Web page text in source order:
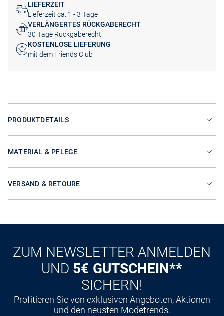
LIEFERZEIT
Lieferzeit ca. 1 - 3 Tage
VERLÄNGERTES RÜCKGABERECHT
30 Tage Rückgaberecht
KOSTENLOSE LIEFERUNG
mit dem Friends Club
PRODUKTDETAILS
MATERIAL & PFLEGE
VERSAND & RETOURE
ZUM NEWSLETTER ANMELDEN
UND 5€ GUTSCHEIN**
SICHERN!
Profitieren Sie von exklusiven Angeboten, Aktionen
und den neusten Modetrends.